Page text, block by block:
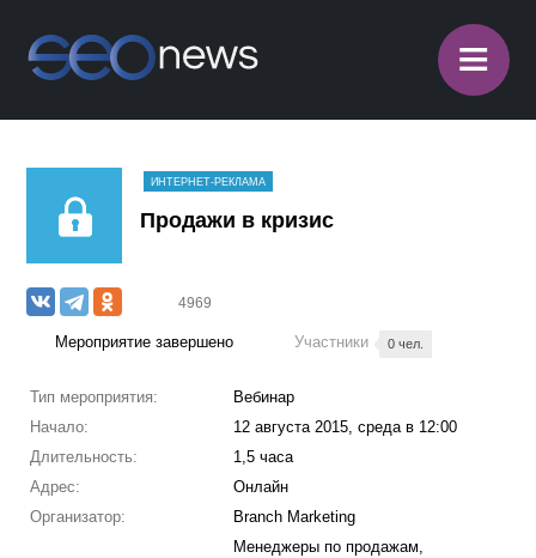
≡
ИНТЕРНЕТ-РЕКЛАМА
Продажи в кризис
4969
Мероприятие завершено Участники 0 чел.
Тип мероприятия:
Вебинар
Начало:
12 августа 2015, среда в 12:00
Длительность:
1,5 часа
Адрес:
Онлайн
Организатор:
Branch Marketing
Менеджеры по продажам,